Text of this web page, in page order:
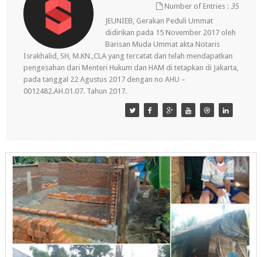
Number of Entries : 35
JEUNIEB, Gerakan Peduli Ummat
didirikan pada 15 November 2017 oleh
Barisan Muda Ummat akta Notaris
Israkhalid, SH, M.KN.,CLA yang tercatat dan telah mendapatkan
pengesahan dari Menteri Hukum dan HAM di tetapkan di Jakarta,
pada tanggal 22 Agustus 2017 dengan no AHU –
0012482.AH.01.07. Tahun 2017.